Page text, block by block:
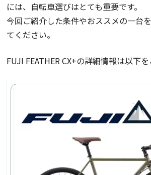
には、自転車選びはとても重要です。
今回ご紹介した条件やおススメの一台
てください。
FUJI FEATHER CX+の詳細情報は以下を